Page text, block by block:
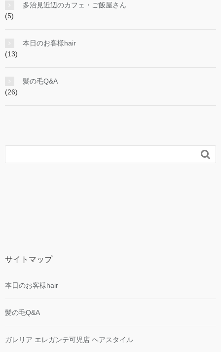
多治見近辺のカフェ・ご飯屋さん
(5)
本日のお客様hair
(13)
髪の毛Q&A
(26)

サイトマップ
本日のお客様hair
髪の毛Q&A
ガレリア エレガンテ可児店 ヘアスタイル